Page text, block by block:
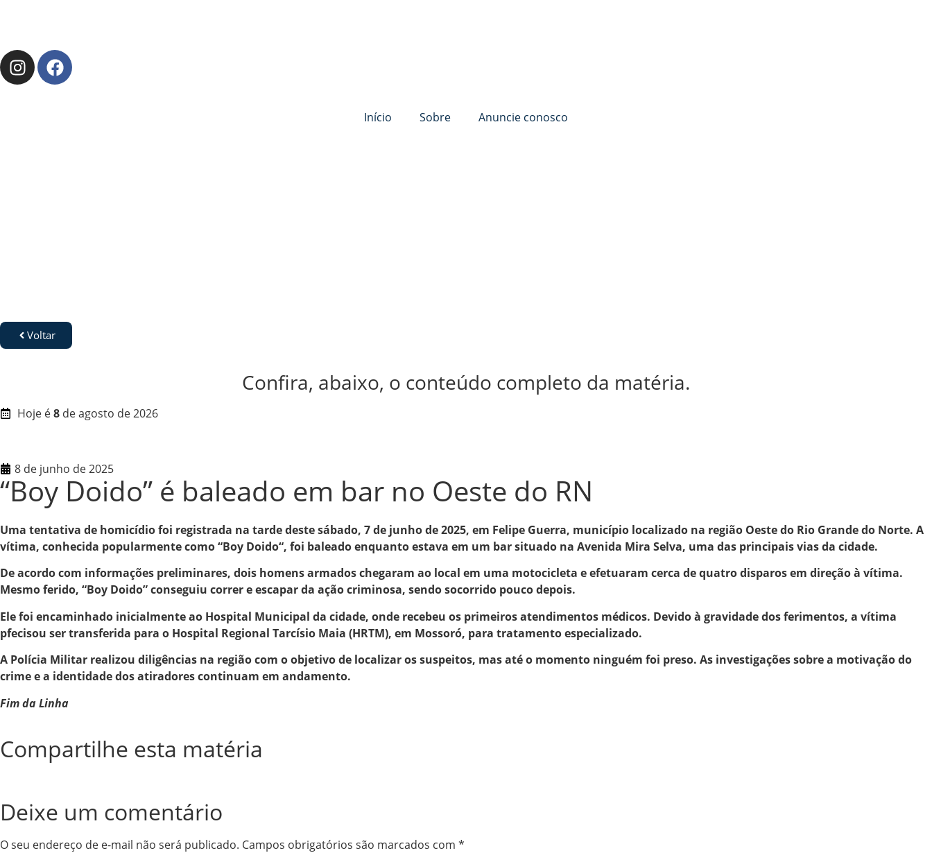
Início Sobre Anuncie conosco
Voltar
Confira, abaixo, o conteúdo completo da matéria.
Hoje é8 de agosto de 2026
8 de junho de 2025
“Boy Doido” é baleado em bar no Oeste do RN
Uma tentativa de homicídio foi registrada na tarde deste sábado, 7 de junho de 2025, em Felipe Guerra, município localizado na região Oeste do Rio Grande do Norte. A
vítima, conhecida popularmente como “Boy Doido“, foi baleado enquanto estava em um bar situado na Avenida Mira Selva, uma das principais vias da cidade.
De acordo com informações preliminares, dois homens armados chegaram ao local em uma motocicleta e efetuaram cerca de quatro disparos em direção à vítima.
Mesmo ferido, “Boy Doido” conseguiu correr e escapar da ação criminosa, sendo socorrido pouco depois.
Ele foi encaminhado inicialmente ao Hospital Municipal da cidade, onde recebeu os primeiros atendimentos médicos. Devido à gravidade dos ferimentos, a vítima
pfecisou ser transferida para o Hospital Regional Tarcísio Maia (HRTM), em Mossoró, para tratamento especializado.
A Polícia Militar realizou diligências na região com o objetivo de localizar os suspeitos, mas até o momento ninguém foi preso. As investigações sobre a motivação do
crime e a identidade dos atiradores continuam em andamento.
Fim da Linha
Compartilhe esta matéria
Deixe um comentário
O seu endereço de e-mail não será publicado. Campos obrigatórios são marcados com *